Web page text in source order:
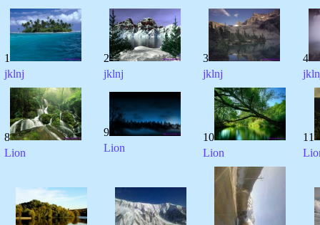
1
jklnj
2
jklnj
3
jklnj
4
8
Lion
9
Lion
10
Lion
11